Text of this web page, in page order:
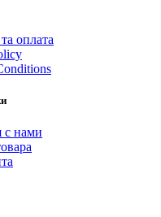
оплата
с нами